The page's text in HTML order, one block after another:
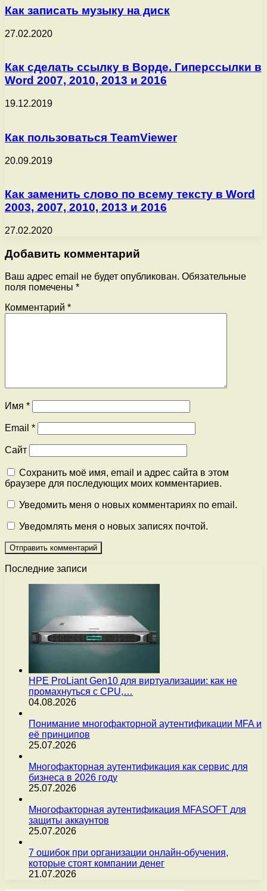
Как записать музыку на диск
27.02.2020
Как сделать ссылку в Ворде. Гиперссылки в
Word 2007, 2010, 2013 и 2016
19.12.2019
Как пользоваться TeamViewer
20.09.2019
Как заменить слово по всему тексту в Word
2003, 2007, 2010, 2013 и 2016
27.02.2020
Добавить комментарий
Ваш адрес email не будет опубликован. Обязательные
поля помечены *
Комментарий *
Имя *
Email *
Сайт
Сохранить моё имя, email и адрес сайта в этом
браузере для последующих моих комментариев.
Уведомить меня о новых комментариях по email.
Уведомлять меня о новых записях почтой.
Последние записи
HPE ProLiant Gen10 для виртуализации: как не
промахнуться с CPU,…
04.08.2026
Понимание многофакторной аутентификации MFA и
её принципов
25.07.2026
Многофакторная аутентификация как сервис для
бизнеса в 2026 году
25.07.2026
Многофакторная аутентификация MFASOFT для
защиты аккаунтов
25.07.2026
7 ошибок при организации онлайн-обучения,
которые стоят компании денег
21.07.2026